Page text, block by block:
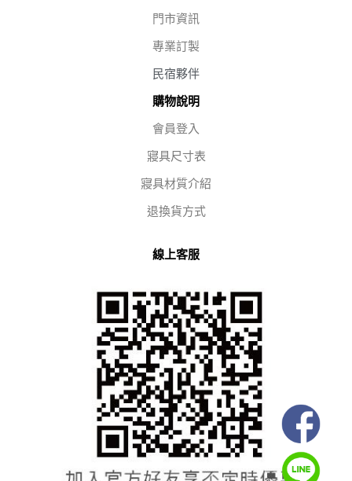
門市資訊
專業訂製
民宿夥伴
購物說明
會員登入
寢具尺寸表
寢具材質介紹
退換貨方式
線上客服